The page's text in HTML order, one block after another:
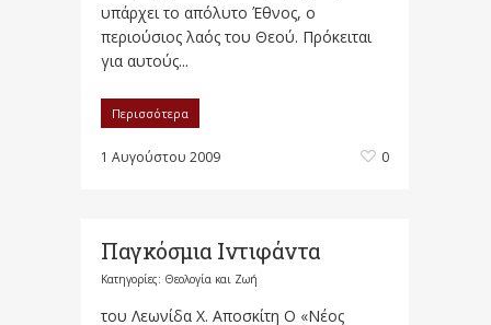
υπάρχει το απόλυτο Έθνος, o
περιούσιος λαός του Θεού. Πρόκειται
για αυτούς...
Περισσότερα
1 Αυγούστου 2009 0
Παγκόσμια Ιντιφάντα
Κατηγορίες: Θεολογία και Ζωή
του Λεωνίδα Χ. Αποσκίτη Ο «Νέος